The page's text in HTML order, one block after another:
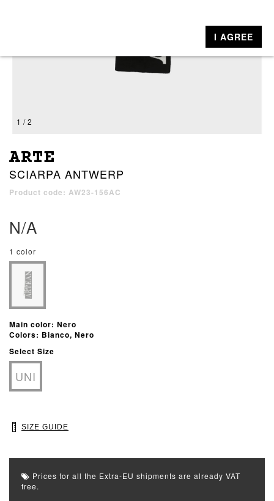
1 / 2
ARTE
SCIARPA ANTWERP
Product code: AW23-156AC
N/A
1 color
Main color: Nero
Colors: Bianco, Nero
Select Size
UNI
SIZE GUIDE
Prices for all the Extra-EU shipments are already VAT
free.
I AGREE